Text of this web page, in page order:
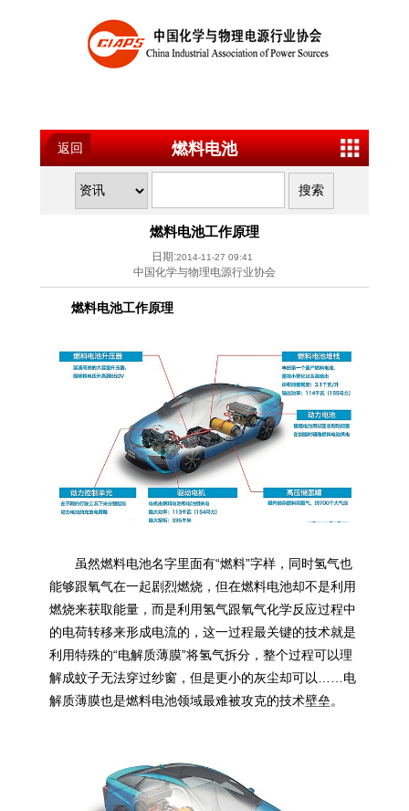
返回 燃料电池
燃料电池工作原理
日期:2014-11-27 09:41
中国化学与物理电源行业协会
燃料电池工作原理
虽然燃料电池名字里面有“燃料”字样，同时氢气也
能够跟氧气在一起剧烈燃烧，但在燃料电池却不是利用
燃烧来获取能量，而是利用氢气跟氧气化学反应过程中
的电荷转移来形成电流的，这一过程最关键的技术就是
利用特殊的“电解质薄膜”将氢气拆分，整个过程可以理
解成蚊子无法穿过纱窗，但是更小的灰尘却可以……电
解质薄膜也是燃料电池领域最难被攻克的技术壁垒。